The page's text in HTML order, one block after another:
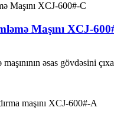
Maşını XCJ-
əsas gövdəsini